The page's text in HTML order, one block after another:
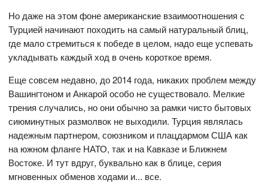
Но даже на этом фоне американские взаимоотношения с
Турцией начинают походить на самый натуральный блиц,
где мало стремиться к победе в целом, надо еще успевать
укладывать каждый ход в очень короткое время.
Еще совсем недавно, до 2014 года, никаких проблем между
Вашингтоном и Анкарой особо не существовало. Мелкие
трения случались, но они обычно за рамки чисто бытовых
сиюминутных размолвок не выходили. Турция являлась
надежным партнером, союзником и плацдармом США как
на южном фланге НАТО, так и на Кавказе и Ближнем
Востоке. И тут вдруг, буквально как в блице, серия
мгновенных обменов ходами и... все.